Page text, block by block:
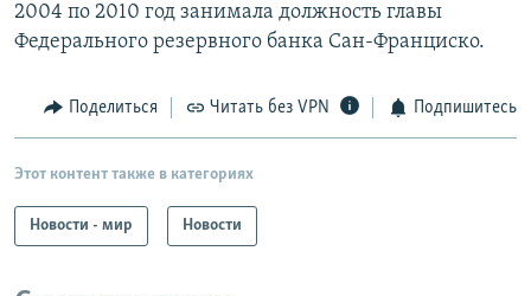
2004 по 2010 год занимала должность главы
Федерального резервного банка Сан-Франциско.
Поделиться Читать без VPN Подпишитесь
Этот контент также в категориях
Новости - мир Новости